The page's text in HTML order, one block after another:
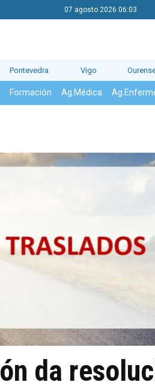
07 agosto 2026 06:03
Pontevedra Vigo
Formación Ag.Médica
da